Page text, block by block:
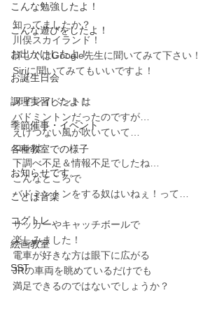
こんな勉強したよ！
こんな遊びをしたよ！
お出かけしたよ！
お誕生日会
調理実習したよ！
季節催事・イベント
各種教室での様子
お知らせです。
ことば音楽
コグトレ
絵画教室
SST
知ってましたか？
川俣スカイランド！
詳しくはGoogle先生に聞いてみて下さい！
Siriに聞いてみてもいいですよ！
メインイベントは
バドミントンだったのですが…
えげつない風が吹いていて…
コレは
下調べ不足＆情報不足でしたね…
こんなところで
バドミントンをする奴はいねぇ！って…
サッカーやキャッチボールで
楽しみました！
電車が好きな方は眼下に広がる
JRの車両を眺めているだけでも
満足できるのではないでしょうか？